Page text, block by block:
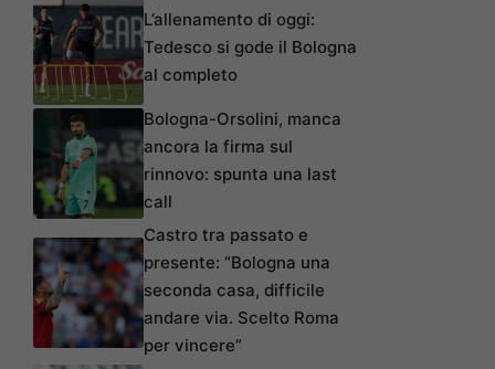
L’allenamento di oggi:
Tedesco si gode il Bologna
al completo
Bologna-Orsolini, manca
ancora la firma sul
rinnovo: spunta una last
call
Castro tra passato e
presente: “Bologna una
seconda casa, difficile
andare via. Scelto Roma
per vincere”